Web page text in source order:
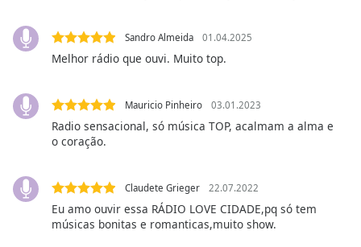
Caption
Area
Background
Font
Size
Sandro Almeida 01.04.2025
Melhor rádio que ouvi. Muito top.
Mauricio Pinheiro 03.01.2023
Radio sensacional, só música TOP, acalmam a alma e
o coração.
Claudete Grieger 22.07.2022
Eu amo ouvir essa RÁDIO LOVE CIDADE,pq só tem
músicas bonitas e romanticas,muito show.